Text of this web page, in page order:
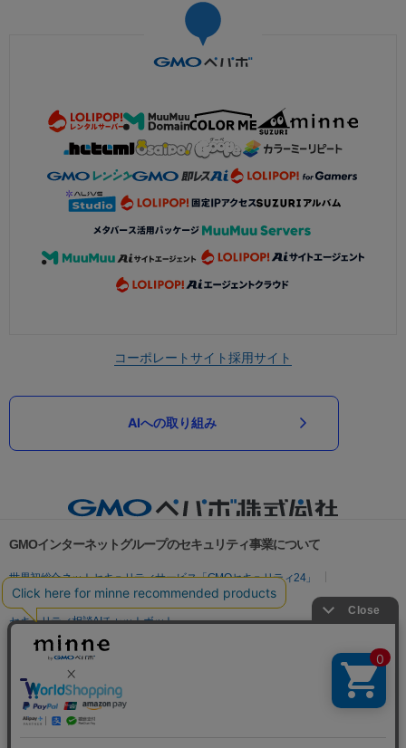
コーポレートサイト採用サイト
AIへの取り組み
GMOインターネットグループのセキュリティ事業について
世界初総合ネットセキュリティサービス「GMOセキュリティ24」
パスワード漏洩診断
Webサイトリスク診断
セキュリティ相談AIチャットボット
実在証明・盗聴対策
サイバー攻撃対策（GMO Flatt Security）
セキュリティ事業の軌跡